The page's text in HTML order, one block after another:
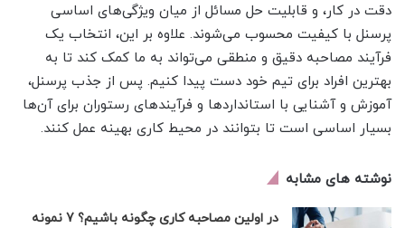
دقت در کار، و قابلیت حل مسائل از میان ویژگی‌های اساسی
پرسنل با کیفیت محسوب می‌شوند. علاوه بر این، انتخاب یک
فرآیند مصاحبه دقیق و منطقی می‌تواند به ما کمک کند تا به
بهترین افراد برای تیم خود دست پیدا کنیم. پس از جذب پرسنل،
آموزش و آشنایی با استانداردها و فرآیندهای رستوران برای آن‌ها
بسیار اساسی است تا بتوانند در محیط کاری بهینه عمل کنند.
نوشته های مشابه
در اولین مصاحبه کاری چگونه باشیم؟ 7 نمونه